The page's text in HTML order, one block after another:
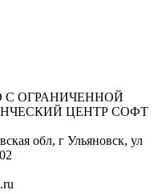
С ОГРАНИЧЕННОЙ
ЦЕНТР СОФТ
обл, г Ульяновск, ул